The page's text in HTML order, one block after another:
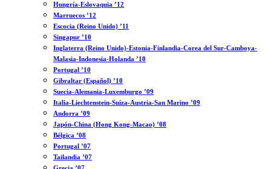
Hungría-Eslovaquia ’12
Marruecos ’12
Escocia (Reino Unido) ’11
Singapur ’10
Inglaterra (Reino Unido)-Estonia-Finlandia-Corea del Sur-Camboya-
Malasia-Indonesia-Holanda ’10
Portugal ’10
Gibraltar (Español) ’10
Suecia-Alemania-Luxemburgo ’09
Italia-Liechtenstein-Suiza-Austria-San Marino ’09
Andorra ’09
Japón-China (Hong Kong-Macao) ’08
Bélgica ’08
Portugal ’07
Tailandia ’07